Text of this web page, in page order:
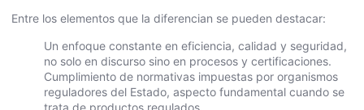
Entre los elementos que la diferencian se pueden destacar:
Un enfoque constante en eficiencia, calidad y seguridad,
no solo en discurso sino en procesos y certificaciones.
Cumplimiento de normativas impuestas por organismos
reguladores del Estado, aspecto fundamental cuando se
trata de productos regulados.